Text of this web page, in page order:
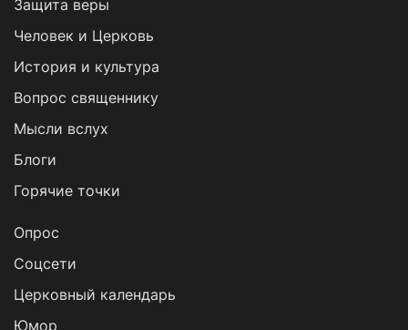
Защита веры
Человек и Церковь
История и культура
Вопрос священнику
Мысли вслух
Блоги
Горячие точки
Опрос
Cоцсети
Церковный календарь
Юмор